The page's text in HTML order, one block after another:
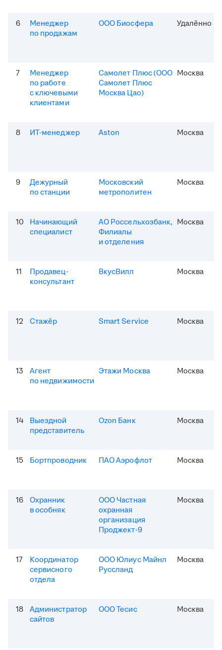
6
Менеджер
по продажам
ООО Биосфера Удалённо
7
Менеджер
по работе
с ключевыми
клиентами
Самолет Плюс (ООО
Самолет Плюс
Москва Цао)
Москва
8 ИТ-менеджер Aston Москва
9
Дежурный
по станции
Московский
метрополитен
Москва
10
Начинающий
специалист
АО Россельхозбанк,
Филиалы
и отделения
Москва
11
Продавец-
консультант
ВкусВилл Москва
12 Стажёр Smart Service Москва
13
Агент
по недвижимости
Этажи Москва Москва
14
Выездной
представитель
Ozon Банк Москва
15 Бортпроводник ПАО Аэрофлот Москва
16
Охранник
в особняк
ООО Частная
охранная
организация
Проджект-9
Москва
17
Координатор
сервисного
отдела
ООО Юлиус Майнл
Руссланд
Москва
18
Администратор
сайтов
ООО Тесис Москва